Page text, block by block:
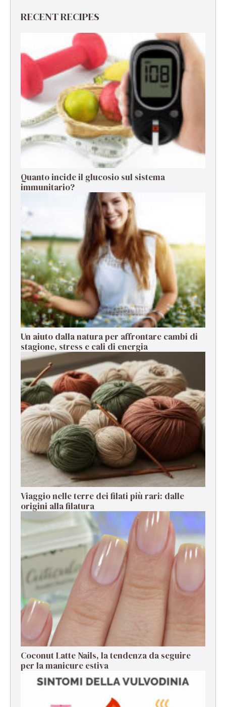
RECENT RECIPES
Quanto incide il glucosio sul sistema
immunitario?
Un aiuto dalla natura per affrontare cambi di
stagione, stress e cali di energia
Viaggio nelle terre dei filati più rari: dalle
origini alla filatura
Coconut Latte Nails, la tendenza da seguire
per la manicure estiva